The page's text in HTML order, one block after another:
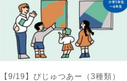
【9/19】びじゅつあー（3種類）